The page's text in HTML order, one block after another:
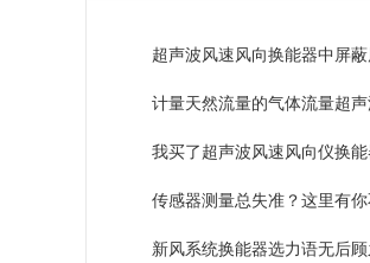
超声波风速风向换能器中屏
计量天然流量的气体流量超
我买了超声波风速风向仪换
传感器测量总失准？这里有
新风系统换能器选力语无后